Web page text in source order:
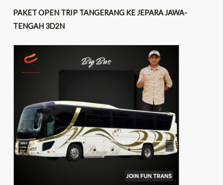
PAKET OPEN TRIP TANGERANG KE JEPARA JAWA-
TENGAH 3D2N